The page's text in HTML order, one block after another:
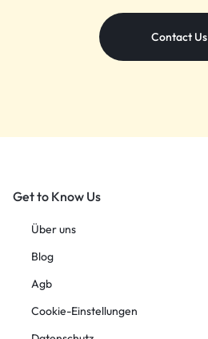
Contact Us
Get to Know Us
Über uns
Blog
Agb
Cookie-Einstellungen